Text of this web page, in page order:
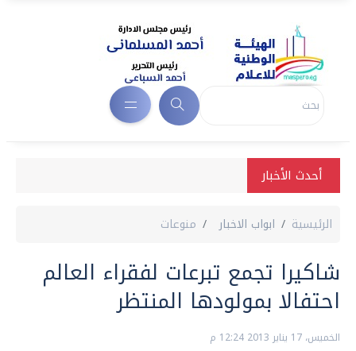
أحدث الأخبار
الرئيسية ابواب الاخبار منوعات
شاكيرا تجمع تبرعات لفقراء العالم
احتفالا بمولودها المنتظر
الخميس، 17 يناير 2013 12:24 م